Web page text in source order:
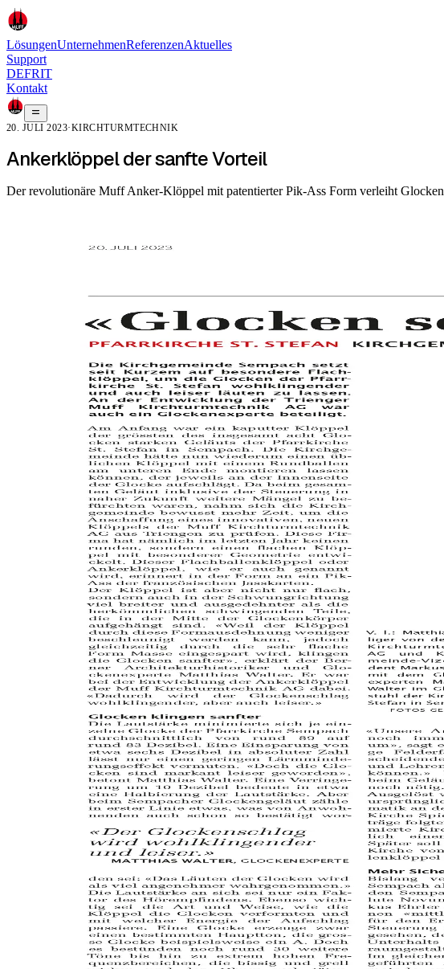
LösungenUnternehmenReferenzenAktuelles
Support
DEFRIT
Kontakt
20. JULI 2023·KIRCHTURMTECHNIK
Ankerklöppel der sanfte Vorteil
Der revolutionäre Muff Anker-Klöppel mit patentierter Pik-Ass Form verleiht